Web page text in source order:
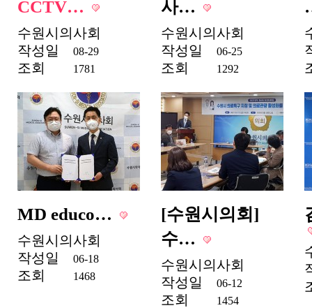
CCTV…
수원시의사회
작성일
08-29
조회 1781
사…
수원시의사회
작성일
06-25
조회 1292
MD educo…
수원시의사회
작성일
06-18
조회 1468
[수원시의회]
수…
수원시의사회
작성일
06-12
조회 1454